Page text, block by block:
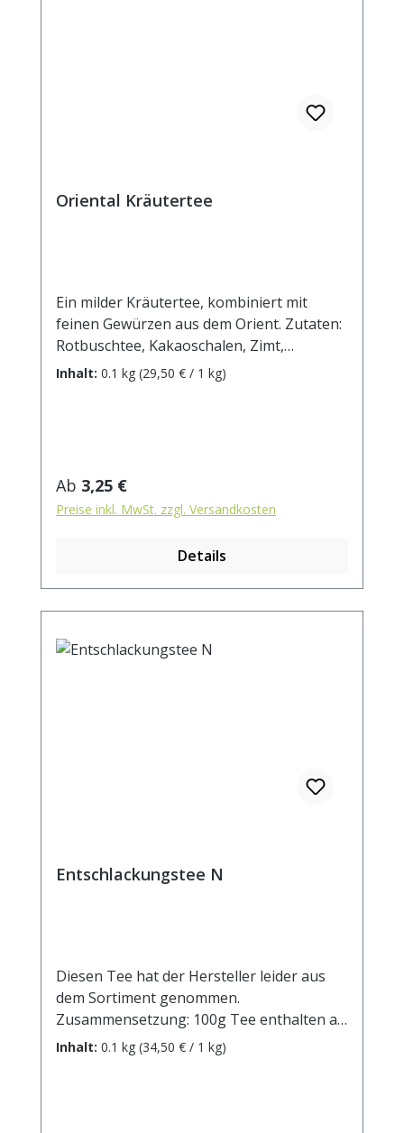
Oriental Kräutertee
Ein milder Kräutertee, kombiniert mit
feinen Gewürzen aus dem Orient. Zutaten:
Rotbuschtee, Kakaoschalen, Zimt,
Brombeerblätter, Orangenschalen,
Inhalt: 0.1 kg (29,50 € / 1 kg)
Regulärer Preis:
Ab 3,25 €
Preise inkl. MwSt. zzgl. Versandkosten
Details
Entschlackungstee N
Diesen Tee hat der Hersteller leider aus
dem Sortiment genommen.
Zusammensetzung: 100g Tee enthalten als
arzneilich wirksame Bestandteile
Inhalt: 0.1 kg (34,50 € / 1 kg)